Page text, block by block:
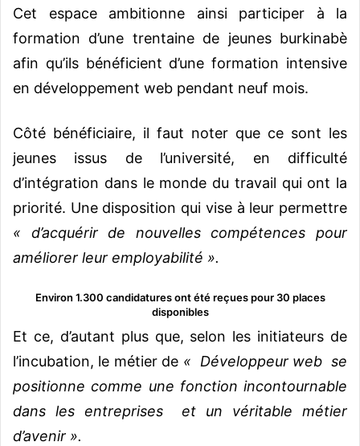
Cet espace ambitionne ainsi participer à la
formation d’une trentaine de jeunes burkinabè
afin qu’ils bénéficient d’une formation intensive
en développement web pendant neuf mois.
Côté bénéficiaire, il faut noter que ce sont les
jeunes issus de l’université, en difficulté
d’intégration dans le monde du travail qui ont la
priorité. Une disposition qui vise à leur permettre
« d’acquérir de nouvelles compétences pour
améliorer leur employabilité ».
Environ 1.300 candidatures ont été reçues pour 30 places
disponibles
Et ce, d’autant plus que, selon les initiateurs de
l’incubation, le métier de « Développeur web se
positionne comme une fonction incontournable
dans les entreprises et un véritable métier
d’avenir ».